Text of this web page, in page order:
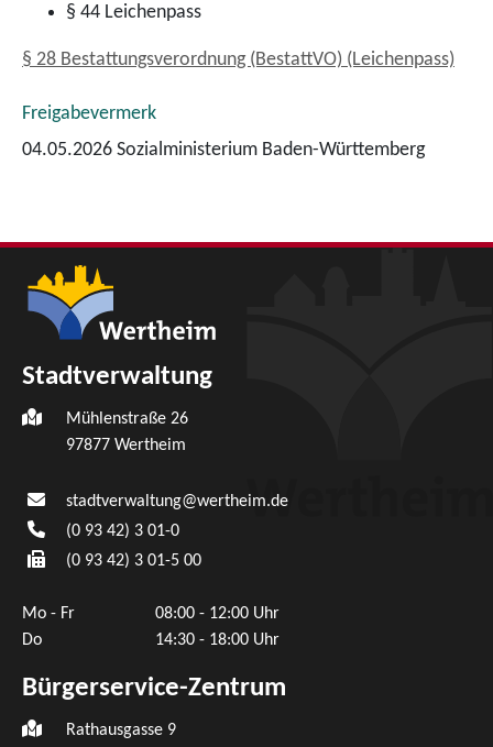
§ 44 Leichenpass
§ 28 Bestattungsverordnung (BestattVO) (Leichenpass)
Freigabevermerk
04.05.2026 Sozialministerium Baden-Württemberg
Stadtverwaltung
Mühlenstraße 26
97877 Wertheim
stadtverwaltung@wertheim.de
(0 93 42) 3 01-0
(0 93 42) 3 01-5 00
Mo - Fr
08:00 - 12:00 Uhr
Do
14:30 - 18:00 Uhr
Bürgerservice-Zentrum
Rathausgasse 9